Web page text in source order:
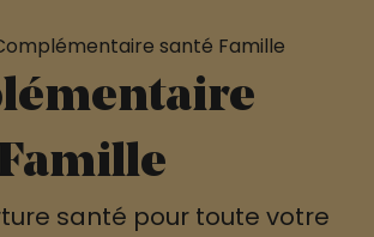
santé Famille
santé pour toute votre